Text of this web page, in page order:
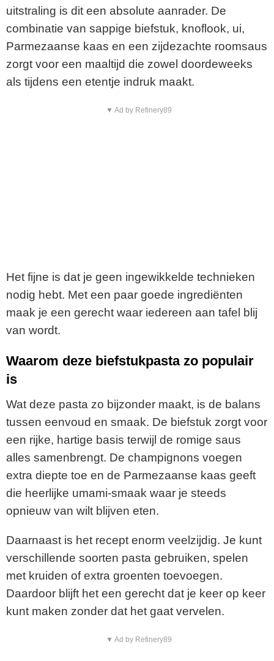
uitstraling is dit een absolute aanrader. De
combinatie van sappige biefstuk, knoflook, ui,
Parmezaanse kaas en een zijdezachte roomsaus
zorgt voor een maaltijd die zowel doordeweeks
als tijdens een etentje indruk maakt.
▼ Ad by Refinery89
Het fijne is dat je geen ingewikkelde technieken
nodig hebt. Met een paar goede ingrediënten
maak je een gerecht waar iedereen aan tafel blij
van wordt.
Waarom deze biefstukpasta zo populair
is
Wat deze pasta zo bijzonder maakt, is de balans
tussen eenvoud en smaak. De biefstuk zorgt voor
een rijke, hartige basis terwijl de romige saus
alles samenbrengt. De champignons voegen
extra diepte toe en de Parmezaanse kaas geeft
die heerlijke umami-smaak waar je steeds
opnieuw van wilt blijven eten.
Daarnaast is het recept enorm veelzijdig. Je kunt
verschillende soorten pasta gebruiken, spelen
met kruiden of extra groenten toevoegen.
Daardoor blijft het een gerecht dat je keer op keer
kunt maken zonder dat het gaat vervelen.
▼ Ad by Refinery89